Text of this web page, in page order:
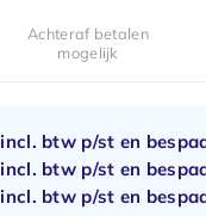
Achteraf betalen
mogelijk
incl. btw p/st en
incl. btw p/st en
incl. btw p/st en